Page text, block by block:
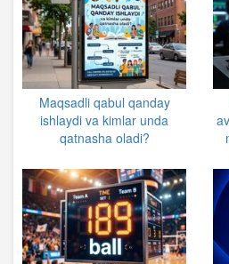
Maqsadli qabul qanday
ishlaydi va kimlar unda
qatnasha oladi?